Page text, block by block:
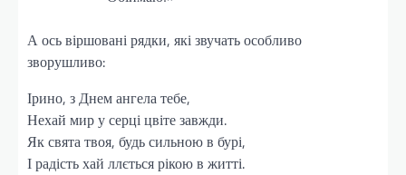
А ось віршовані рядки, які звучать особливо
зворушливо:
Ірино, з Днем ангела тебе,
Нехай мир у серці цвіте завжди.
Як свята твоя, будь сильною в бурі,
І радість хай ллється рікою в житті.